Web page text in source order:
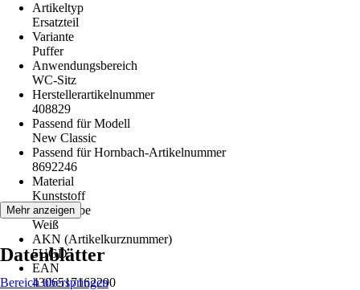
Artikeltyp
Ersatzteil
Variante
Puffer
Anwendungsbereich
WC-Sitz
Herstellerartikelnummer
408829
Passend für Modell
New Classic
Passend für Hornbach-Artikelnummer
8692246
Material
Kunststoff
Grundfarbe
Weiß
AKN (Artikelkurznummer)
5UGD
EAN
4306517162290
Mehr anzeigen
Datenblätter
Bereich überspringen